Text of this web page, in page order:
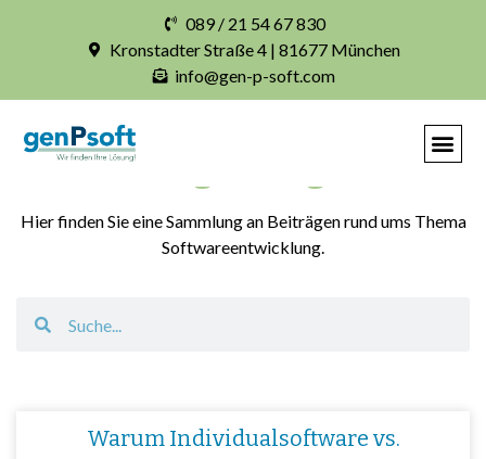
089 / 21 54 67 830
Kronstadter Straße 4 | 81677 München
info@gen-p-soft.com
Hier finden Sie eine Sammlung an Beiträgen rund ums Thema
Softwareentwicklung.
Warum Individualsoftware vs.